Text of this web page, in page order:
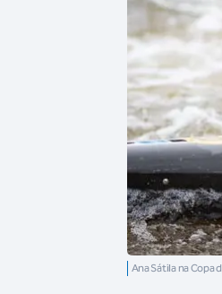
Ana Sátila na Copa